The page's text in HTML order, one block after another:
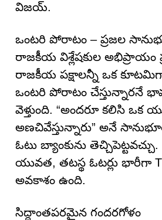
విజయ్.
ఒంటరి పోరాటం – ప్రజల
రాజకీయ విశ్లేషకుల అభిప్రాయం
రాజకీయ పక్షాలన్నీ ఒక
ఒంటరి పోరాటం చేస్తున్నారనే
వెళ్తుంది. “అందరూ కలిసి ఒక
అణచివేస్తున్నారు” అనే
ఓటు బ్యాంకును
యువత, తటస్థ ఓటర్లు భారీగా
అవకాశం ఉంది.
సిద్ధాంతపరమైన గందరగోళం